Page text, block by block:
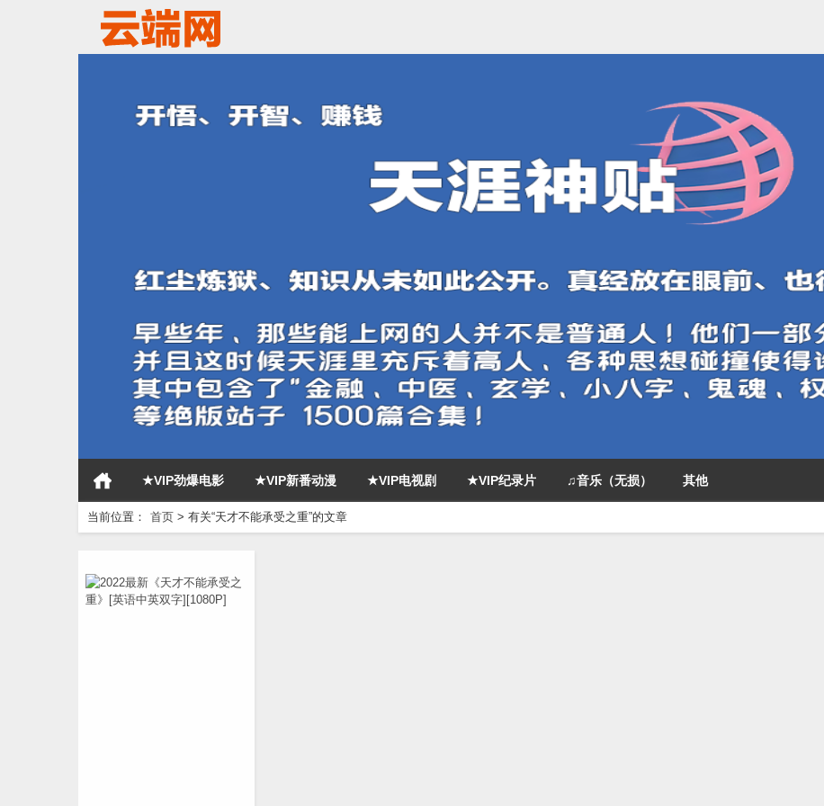
★VIP劲爆电影 ★VIP新番动漫 ★VIP电视剧 ★VIP纪录片 ♫音乐（无损） 其他
当前位置： 首页 > 有关“天才不能承受之重”的文章